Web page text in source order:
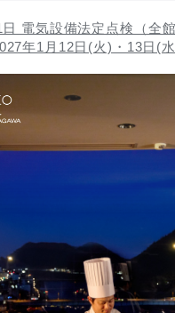
電気設備法定点検（全
年1月12日(火)・13日